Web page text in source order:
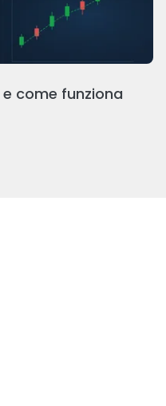
come funziona